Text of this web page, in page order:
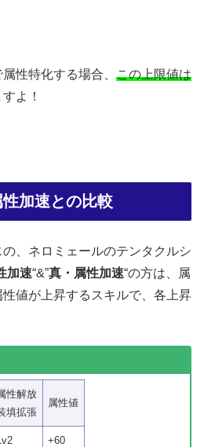
性特化する場合、 この上限値は
よ！
加速との比較
、ネロミェールのテンタクルシ
加速“&”真・属性加速“の方は、属
値が上昇するスキルで、各上昇
性解放
填拡張
属性値
Lv2 +60